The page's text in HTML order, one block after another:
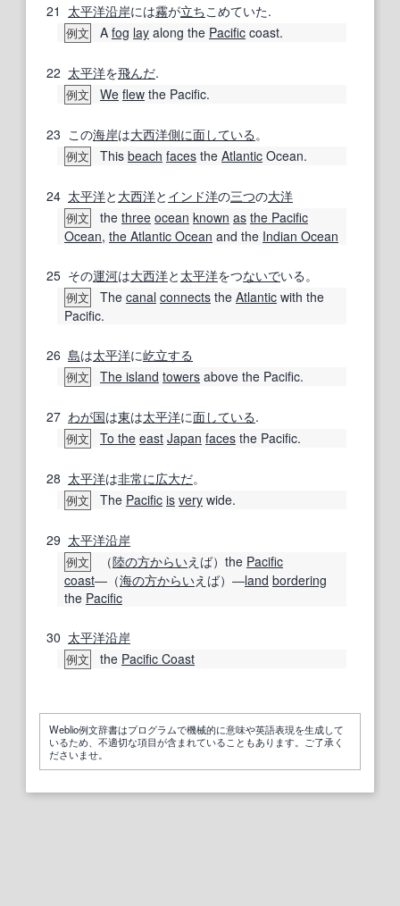
21 太平洋沿岸には霧が立ちこめていた.
例文 A fog lay along the Pacific coast.
22 太平洋を飛んだ.
例文 We flew the Pacific.
23 この海岸は大西洋側に面している 。
例文 This beach faces the Atlantic Ocean.
24 太平洋と 大西洋と インド洋の三つの大洋
例文 the three ocean known as the Pacific
Ocean, the Atlantic Ocean and the Indian Ocean
25 その運河は大西洋と 太平洋をつないでいる。
例文 The canal connects the Atlantic with the
Pacific.
26 島は太平洋に屹立する
例文 The island towers above the Pacific.
27 わが国は東は太平洋に面している.
例文 To the east Japan faces the Pacific.
28 太平洋は非常に広大だ。
例文 The Pacific is very wide.
29 太平洋沿岸
例文 （陸の方からいえば）the Pacific
coast―（海の方からいえば）―land bordering
the Pacific
30 太平洋沿岸
例文 the Pacific Coast
Weblio例文辞書はプログラムで機械的に意味や英語表現を生成して
いるため、不適切な項目が含まれていることもあります。ご了承く
ださいませ。